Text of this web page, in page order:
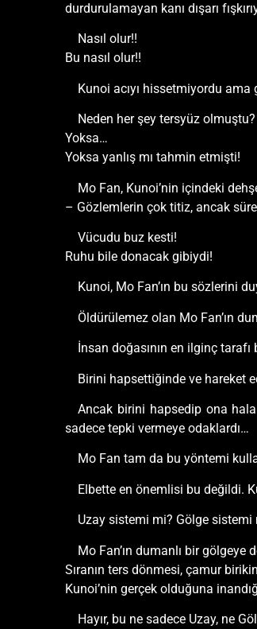
durdurulamayan kanı dışarı
Nasıl olur!!
Bu nasıl olur!!
Kunoi acıyı hissetmiyordu ama
Neden her şey tersyüz olmuştu?
Yoksa…
Yoksa yanlış mı tahmin etmişti!
Mo Fan, Kunoi’nin içindeki
– Gözlemlerin çok titiz, ancak
Vücudu buz kesti!
Ruhu bile donacak gibiydi!
Kunoi, Mo Fan’ın bu sözlerini
Öldürülemez olan Mo Fan’ın
İnsan doğasının en ilginç
Birini hapsettiğinde ve hareket
Ancak birini hapsedip ona hala
sadece tepki vermeye odaklardı…
Mo Fan tam da bu yöntemi
Elbette en önemlisi bu değildi.
Uzay sistemi mi? Gölge
Mo Fan’ın dumanlı bir
Sıranın ters dönmesi, çamur
Kunoi’nin gerçek olduğuna
Hayır, bu ne sadece Uzay, ne